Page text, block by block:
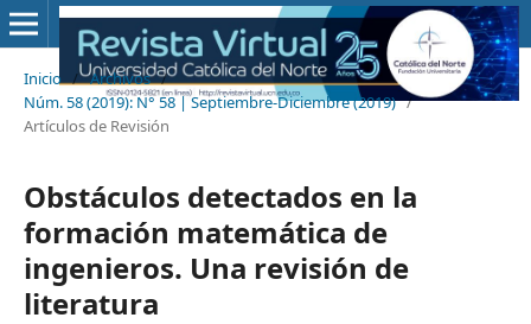
Inicio / Archivos /
Núm. 58 (2019): N° 58 | Septiembre-Diciembre (2019) /
Artículos de Revisión
Obstáculos detectados en la
formación matemática de
ingenieros. Una revisión de
literatura